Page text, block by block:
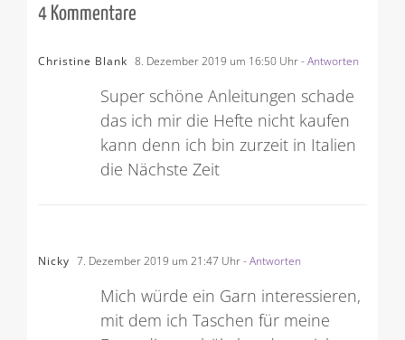
4 Kommentare
Christine Blank 8. Dezember 2019 um 16:50 Uhr- Antworten
Super schöne Anleitungen schade
das ich mir die Hefte nicht kaufen
kann denn ich bin zurzeit in Italien
die Nächste Zeit
Nicky 7. Dezember 2019 um 21:47 Uhr- Antworten
Mich würde ein Garn interessieren,
mit dem ich Taschen für meine